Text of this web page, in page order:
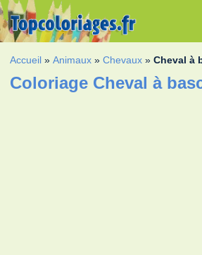
Accueil »Animaux »Chevaux »Cheval à
Coloriage Cheval à